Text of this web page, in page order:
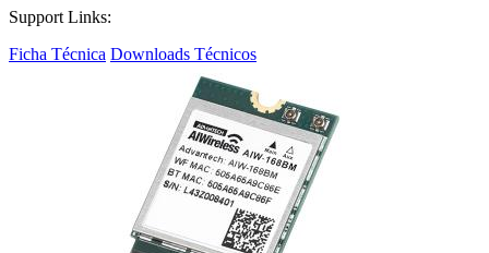
Support Links:
Ficha Técnica Downloads Técnicos